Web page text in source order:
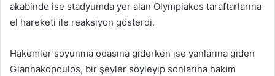
akabinde ise stadyumda yer alan Olympiakos taraftarlarına
el hareketi ile reaksiyon gösterdi.
Hakemler soyunma odasına giderken ise yanlarına giden
Giannakopoulos, bir şeyler söyleyip sonlarına hakim